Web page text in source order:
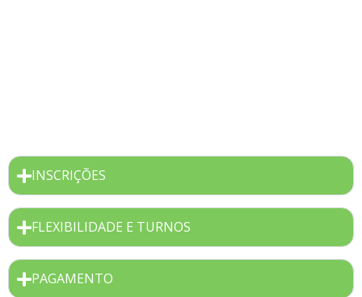
INSCRIÇÕES
FLEXIBILIDADE E TURNOS
PAGAMENTO